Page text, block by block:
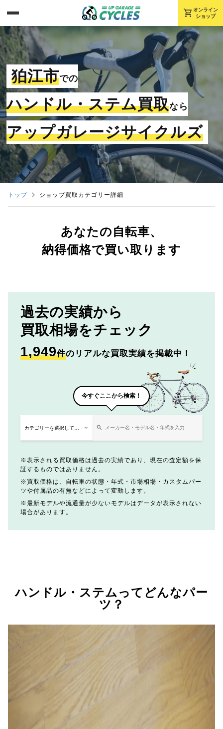
shopping_cart オンライン
ショップ
狛江市での
ハンドル・ステム買取なら
アップガレージサイクルズ
トップ ショップ買取カテゴリー詳細
あなたの自転車、
納得価格で買い取ります
過去の実績から
買取相場をチェック
1,949件のリアルな買取実績を掲載中！
今すぐここから検索！
表示される買取価格は過去の実績であり、現在の査定額を保
証するものではありません。
買取価格は、自転車の状態・年式・市場相場・カスタムパー
ツや付属品の有無などによって変動します。
最新モデルや流通量が少ないモデルはデータが表示されない
場合があります。
ハンドル・ステムってどんなパー
ツ？